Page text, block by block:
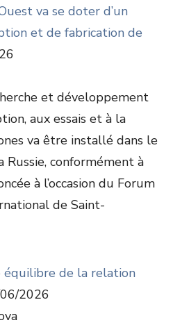
va se doter d’un
et de fabrication de
et développement
aux essais et à la
va être installé dans le
conformément à
à l’occasion du Forum
de Saint-
équilibre de la relation
2026